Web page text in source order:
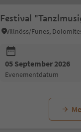
Festival
05 September 2026
evenementdatum